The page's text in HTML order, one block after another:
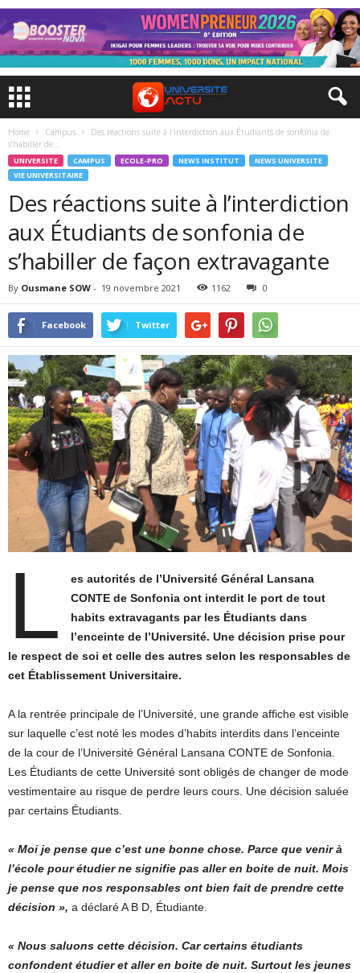
Home Campus
Des réactions suite à l’interdiction aux Étudiants de sonfonia de
s’habiller de...
UNIVERSITE CAMPUS ECOLE-PRO NEWS INSTITUT
NEWS UNIVERSITE
VIE UNIVERSITAIRE
Des réactions suite à l’interdiction
aux Étudiants de sonfonia de
s’habiller de façon extravagante
By Ousmane SOW - 19 novembre 2021 1162 0
Facebook Twitter
L
es autorités de l’Université Général Lansana
CONTE de Sonfonia ont interdit le port de tout
habits extravagants par les Étudiants dans
l’enceinte de l’Université. Une décision prise pour
le respect de soi et celle des autres selon les responsables de
cet Établissement Universitaire.
A la rentrée principale de l’Université, une grande affiche est visible
sur laquelle c’est noté les modes d’habits interdits dans l’enceinte
de la cour de l’Université Général Lansana CONTE de Sonfonia.
Les Étudiants de cette Université sont obligés de changer de mode
vestimentaire au risque de perdre leurs cours. Une décision saluée
par certains Étudiants.
« Moi je pense que c’est une bonne chose. Parce que venir à
l’école pour étudier ne signifie pas aller en boite de nuit. Mois
je pense que nos responsables ont bien fait de prendre cette
décision », a déclaré A B D, Étudiante.
« Nous saluons cette décision. Car certains étudiants
confondent étudier et aller en boite de nuit. Surtout les jeunes